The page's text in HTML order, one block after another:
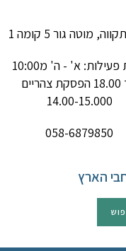
מוטה גור 5 קומה 1
שעות פעילות: א' - ה' מ10:00
עד 18.00 הפסקת צהריים
14.00-15.000
058-6879850
הארץ